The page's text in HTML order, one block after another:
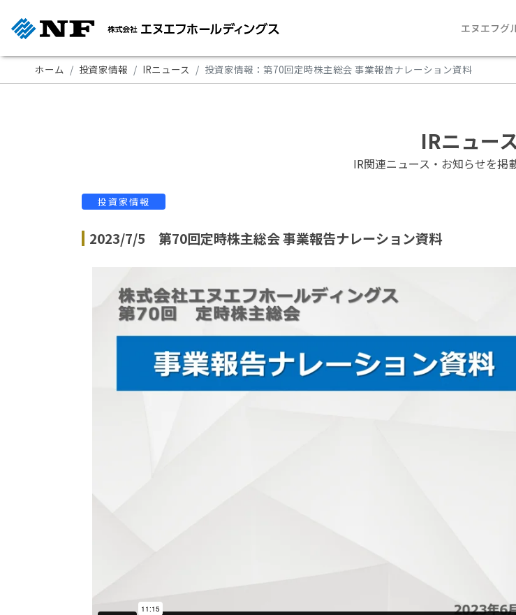
エヌエフグ
ホーム 投資家情報 IRニュース 投資家情報：第70回定時株主総会 事業報告ナレーション資料
IRニュー
IR関連ニュース・お知らせを掲
投資家情報
2023/7/5 第70回定時株主総会 事業報告ナレーション資料